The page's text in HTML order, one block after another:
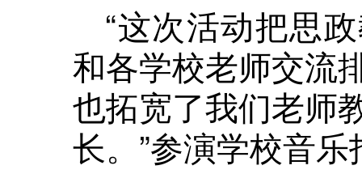
“这次活动把思
和各学校老师交流
也拓宽了我们老师
长。”参演学校音